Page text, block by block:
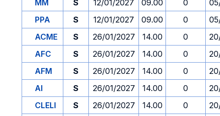
MM
S 12/01/2027 09.00 0
PPA
S 12/01/2027 09.00 0
ACME
S 26/01/2027 14.00 0
AFC
S 26/01/2027 14.00 0
AFM
S 26/01/2027 14.00 0
AI
S 26/01/2027 14.00 0
CLELI
S 26/01/2027 14.00 0